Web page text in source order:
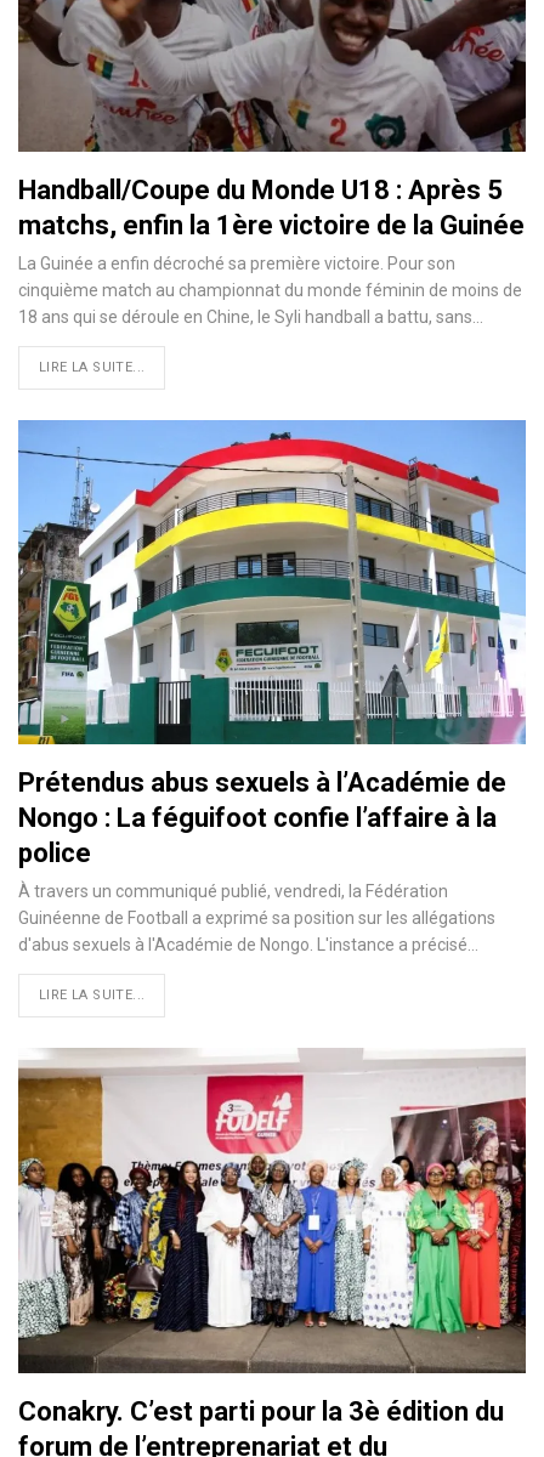
Handball/Coupe du Monde U18 : Après 5
matchs, enfin la 1ère victoire de la Guinée
La Guinée a enfin décroché sa première victoire. Pour son
cinquième match au championnat du monde féminin de moins de
18 ans qui se déroule en Chine, le Syli handball a battu, sans…
LIRE LA SUITE...
Prétendus abus sexuels à l’Académie de
Nongo : La féguifoot confie l’affaire à la
police
À travers un communiqué publié, vendredi, la Fédération
Guinéenne de Football a exprimé sa position sur les allégations
d'abus sexuels à l'Académie de Nongo. L'instance a précisé…
LIRE LA SUITE...
Conakry. C’est parti pour la 3è édition du
forum de l’entreprenariat et du